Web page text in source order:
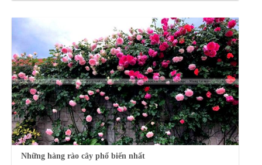
Những hàng rào cây phổ biến nhất